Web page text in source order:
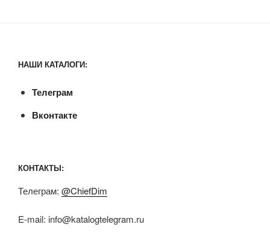
НАШИ КАТАЛОГИ:
Телеграм
Вконтакте
КОНТАКТЫ:
Телеграм: @ChiefDim
E-mail: info@katalogtelegram.ru